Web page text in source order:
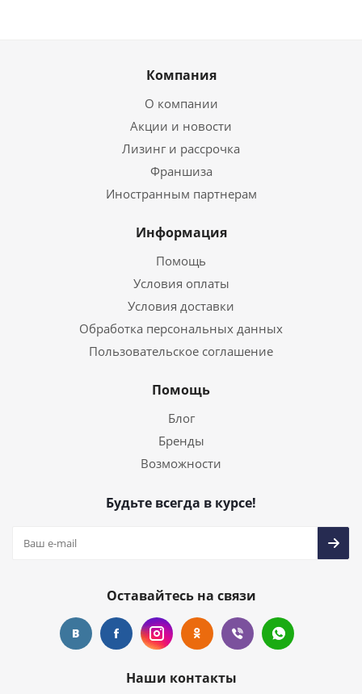
Компания
О компании
Акции и новости
Лизинг и рассрочка
Франшиза
Иностранным партнерам
Информация
Помощь
Условия оплаты
Условия доставки
Обработка персональных данных
Пользовательское соглашение
Помощь
Блог
Бренды
Возможности
Будьте всегда в курсе!
Оставайтесь на связи
Наши контакты